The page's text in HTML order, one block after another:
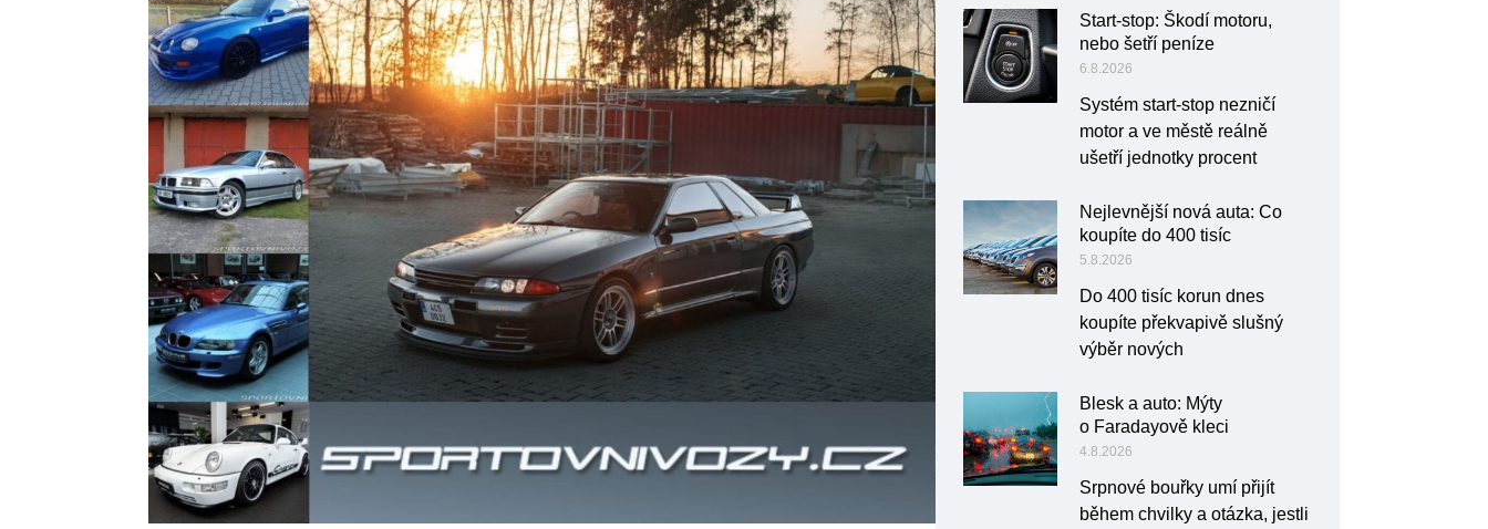
Start-stop: Škodí motoru,
nebo šetří peníze
6.8.2026
Systém start-stop nezničí
motor a ve městě reálně
ušetří jednotky procent
Nejlevnější nová auta: Co
koupíte do 400 tisíc
5.8.2026
Do 400 tisíc korun dnes
koupíte překvapivě slušný
výběr nových
Blesk a auto: Mýty
o Faradayově kleci
4.8.2026
Srpnové bouřky umí přijít
během chvilky a otázka, jestli